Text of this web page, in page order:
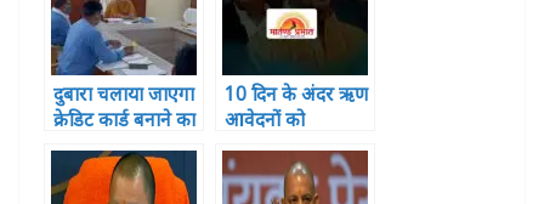
दुबारा चलाया जाएगा
क्रेडिट कार्ड बनाने का
अभियान
10 दिन के अंदर ऋण
आवेदनों को
निस्तारित करे बैंक –
सीडीओ